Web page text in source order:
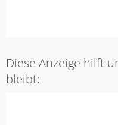
Diese Anzeige hilft
bleibt: